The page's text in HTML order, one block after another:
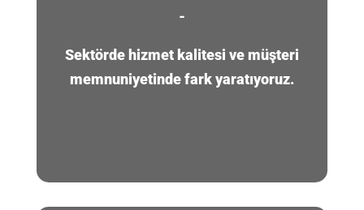
-
Sektörde hizmet kalitesi ve müşteri
memnuniyetinde fark yaratıyoruz.